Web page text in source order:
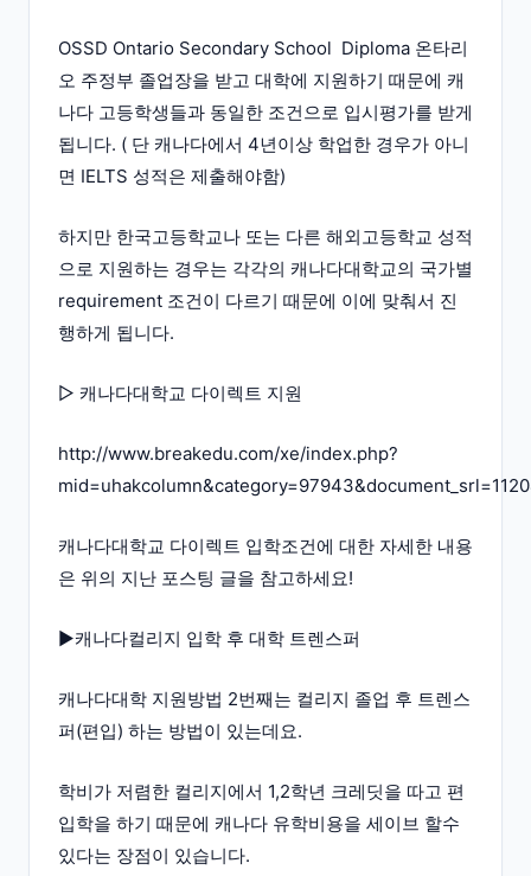
OSSD Ontario Secondary School Diploma 온타리
오 주정부 졸업장을 받고 대학에 지원하기 때문에 캐
나다 고등학생들과 동일한 조건으로 입시평가를 받게
됩니다. ( 단 캐나다에서 4년이상 학업한 경우가 아니
면 IELTS 성적은 제출해야함)
하지만 한국고등학교나 또는 다른 해외고등학교 성적
으로 지원하는 경우는 각각의 캐나다대학교의 국가별
requirement 조건이 다르기 때문에 이에 맞춰서 진
행하게 됩니다.
▷ 캐나다대학교 다이렉트 지원
http://www.breakedu.com/xe/index.php?
캐나다대학교 다이렉트 입학조건에 대한 자세한 내용
은 위의 지난 포스팅 글을 참고하세요!
▶캐나다컬리지 입학 후 대학 트렌스퍼
캐나다대학 지원방법 2번째는 컬리지 졸업 후 트렌스
퍼(편입) 하는 방법이 있는데요.
학비가 저렴한 컬리지에서 1,2학년 크레딧을 따고 편
입학을 하기 때문에 캐나다 유학비용을 세이브 할수
있다는 장점이 있습니다.